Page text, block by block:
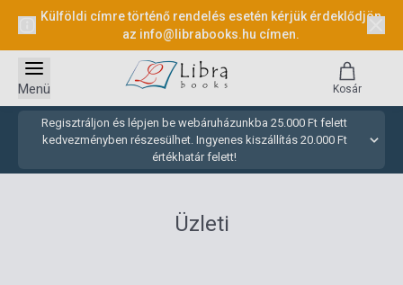
Külföldi címre történő rendelés esetén kérjük érdeklődjön
az info@librabooks.hu címen.
Regisztráljon és lépjen be webáruházunkba 25.000 Ft felett
kedvezményben részesülhet. Ingyenes kiszállítás 20.000 Ft
értékhatár felett!
Menü Kosár
Üzleti